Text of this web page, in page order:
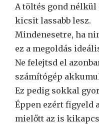
A töltés gond nélkül
kicsit lassabb lesz.
Mindenesetre, ha
ez a megoldás
Ne felejtsd el
számítógép
Ez pedig sokkal
Éppen ezért figyeld
mielőtt az is